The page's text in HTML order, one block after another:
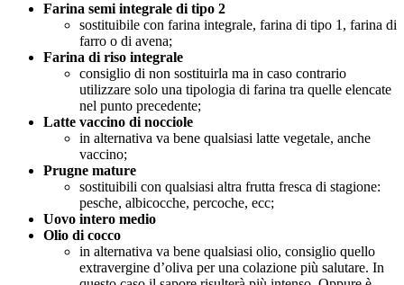
Farina semi integrale di tipo 2
sostituibile con farina integrale, farina di tipo 1, farina di
farro o di avena;
Farina di riso integrale
consiglio di non sostituirla ma in caso contrario
utilizzare solo una tipologia di farina tra quelle elencate
nel punto precedente;
Latte vaccino di nocciole
in alternativa va bene qualsiasi latte vegetale, anche
vaccino;
Prugne mature
sostituibili con qualsiasi altra frutta fresca di stagione:
pesche, albicocche, percoche, ecc;
Uovo intero medio
Olio di cocco
in alternativa va bene qualsiasi olio, consiglio quello
extravergine d’oliva per una colazione più salutare. In